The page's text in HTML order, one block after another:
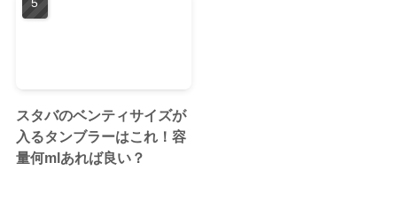
スタバのベンティサイズが
入るタンブラーはこれ！容
量何mlあれば良い？